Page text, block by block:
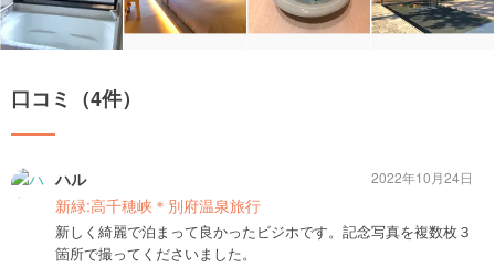
口コミ（4件）
ハル
新緑:高千穂峡＊別府温泉旅行
新しく綺麗で泊まって良かったビジホです。記念写真を複数枚３
箇所で撮ってくださいました。
2022年10月24日